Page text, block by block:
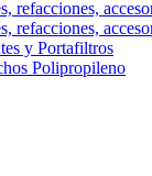
refacciones,
refacciones,
y Portafiltros
Polipropileno